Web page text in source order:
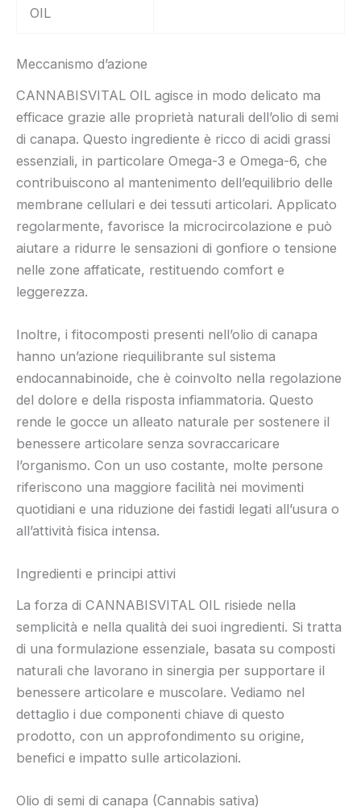
OIL
Meccanismo d’azione
CANNABISVITAL OIL agisce in modo delicato ma
efficace grazie alle proprietà naturali dell’olio di semi
di canapa. Questo ingrediente è ricco di acidi grassi
essenziali, in particolare Omega-3 e Omega-6, che
contribuiscono al mantenimento dell’equilibrio delle
membrane cellulari e dei tessuti articolari. Applicato
regolarmente, favorisce la microcircolazione e può
aiutare a ridurre le sensazioni di gonfiore o tensione
nelle zone affaticate, restituendo comfort e
leggerezza.
Inoltre, i fitocomposti presenti nell’olio di canapa
hanno un’azione riequilibrante sul sistema
endocannabinoide, che è coinvolto nella regolazione
del dolore e della risposta infiammatoria. Questo
rende le gocce un alleato naturale per sostenere il
benessere articolare senza sovraccaricare
l’organismo. Con un uso costante, molte persone
riferiscono una maggiore facilità nei movimenti
quotidiani e una riduzione dei fastidi legati all’usura o
all’attività fisica intensa.
Ingredienti e principi attivi
La forza di CANNABISVITAL OIL risiede nella
semplicità e nella qualità dei suoi ingredienti. Si tratta
di una formulazione essenziale, basata su composti
naturali che lavorano in sinergia per supportare il
benessere articolare e muscolare. Vediamo nel
dettaglio i due componenti chiave di questo
prodotto, con un approfondimento su origine,
benefici e impatto sulle articolazioni.
Olio di semi di canapa (Cannabis sativa)